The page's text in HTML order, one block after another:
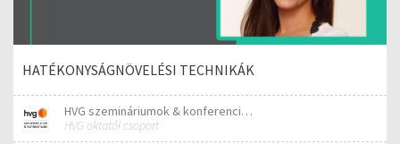
HATÉKONYSÁGNÖVELÉSI TECHNIKÁK
HVG szemináriumok & konferenciák
HVG oktatói csoport